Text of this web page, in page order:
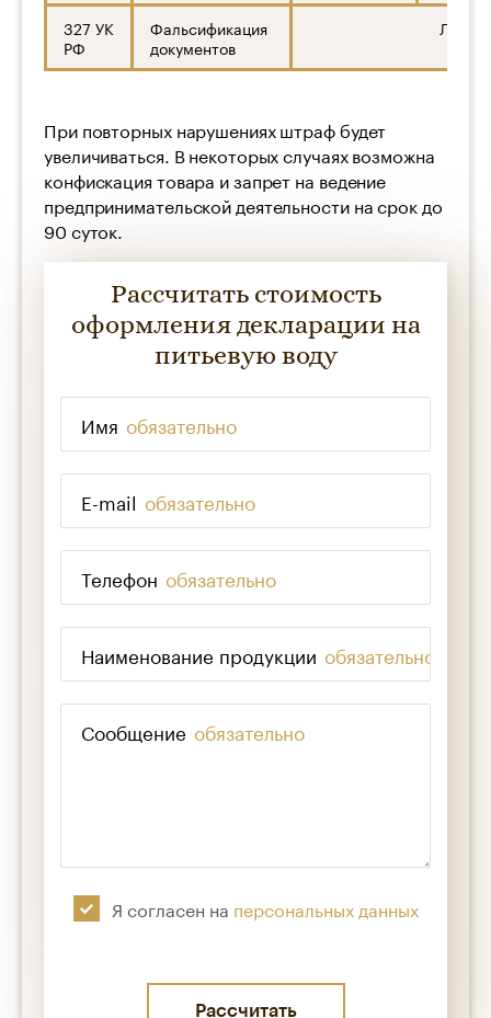
327 УК
РФ
Фальсификация
документов
При повторных нарушениях штраф будет
увеличиваться. В некоторых случаях возможна
конфискация товара и запрет на ведение
предпринимательской деятельности на срок до
90 суток.
Рассчитать стоимость
оформления декларации на
питьевую воду
Имя *
E-mail *
Телефон *
Наименование продукции *
Сообщение *
Я согласен на персональных данных